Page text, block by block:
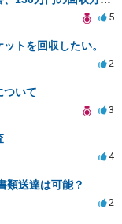
5
トを回収したい。
2
ついて
3
4
類送達は可能？
2